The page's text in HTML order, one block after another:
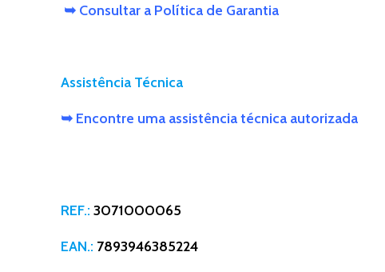
➥ Consultar a Política de Garantia
Assistência Técnica
➥ Encontre uma assistência técnica autorizada
REF.: 3071000065
EAN.: 7893946385224